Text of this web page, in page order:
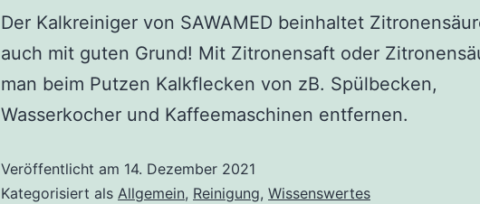
Der Kalkreiniger von SAWAMED beinhaltet
auch mit guten Grund! Mit Zitronensaft oder
man beim Putzen Kalkflecken von zB. Spülbecken,
Wasserkocher und Kaffeemaschinen entfernen.
Veröffentlicht am 14. Dezember 2021
Kategorisiert als Allgemein, Reinigung, Wissenswertes